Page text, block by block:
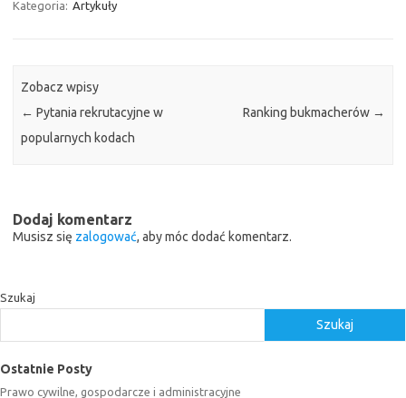
Kategoria: Artykuły
Zobacz wpisy
← Pytania rekrutacyjne w
popularnych kodach
Ranking bukmacherów →
Dodaj komentarz
Musisz się zalogować, aby móc dodać komentarz.
Szukaj
Szukaj
Ostatnie Posty
Prawo cywilne, gospodarcze i administracyjne